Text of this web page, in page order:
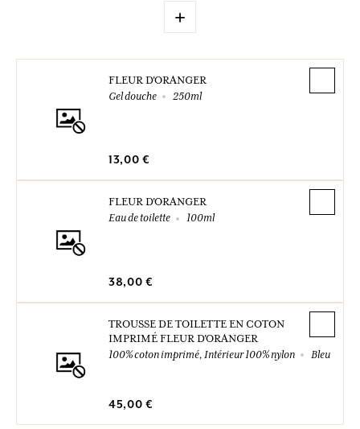
+
FLEUR D'ORANGER
Gel douche
250ml
13,00 €
FLEUR D'ORANGER
Eau de toilette
100ml
38,00 €
TROUSSE DE TOILETTE EN COTON
IMPRIMÉ FLEUR D'ORANGER
100% coton imprimé, Intérieur 100% nylon
Bleu
45,00 €